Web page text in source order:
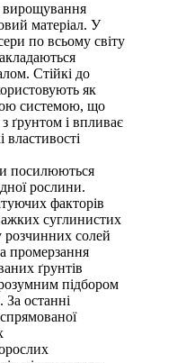
вирощування
матеріал. У
по всьому світу
Стійкі до
як
системою, що
ґрунтом і впливає
властивості
посилюються
рослини.
факторів
суглинистих
розчинних солей
промерзання
ґрунтів
підбором
За останні